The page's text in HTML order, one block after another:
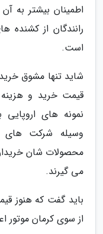
اطمینان بیشتر به
رانندگان از کشنده
است.
شاید تنها مشوق
قیمت خرید و
نمونه های
وسیله شرکت
محصولات شان
می گیرند.
از سوی کرمان موتور